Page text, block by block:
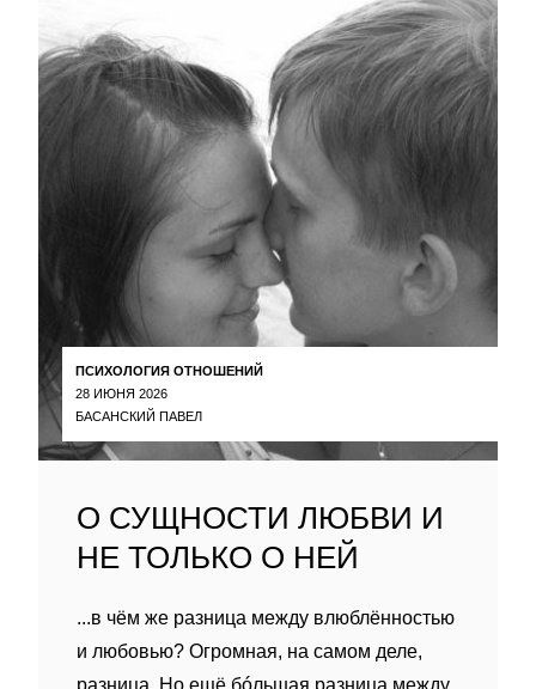
ПСИХОЛОГИЯ ОТНОШЕНИЙ
28 ИЮНЯ 2026
БАСАНСКИЙ ПАВЕЛ
О СУЩНОСТИ ЛЮБВИ И
НЕ ТОЛЬКО О НЕЙ
...в чём же разница между влюблённостью
и любовью? Огромная, на самом деле,
разница. Но ещё бóльшая разница между